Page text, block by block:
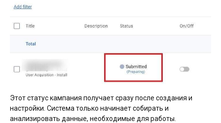
Этот статус кампания получает сразу после создания и
настройки. Система только начинает собирать и
анализировать данные, необходимые для работы.